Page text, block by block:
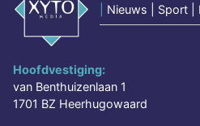
Nieuws | Sport |
Hoofdvestiging:
van Benthuizenlaan 1
1701 BZ Heerhugowaard